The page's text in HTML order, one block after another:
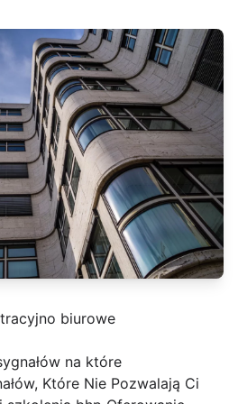
biurowe
na które
Które Nie Pozwalają Ci